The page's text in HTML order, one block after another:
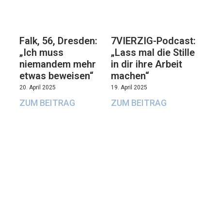
Falk, 56, Dresden:
„Ich muss
niemandem mehr
etwas beweisen“
20. April 2025
ZUM BEITRAG
7VIERZIG-Podcast:
„Lass mal die Stille
in dir ihre Arbeit
machen“
19. April 2025
ZUM BEITRAG